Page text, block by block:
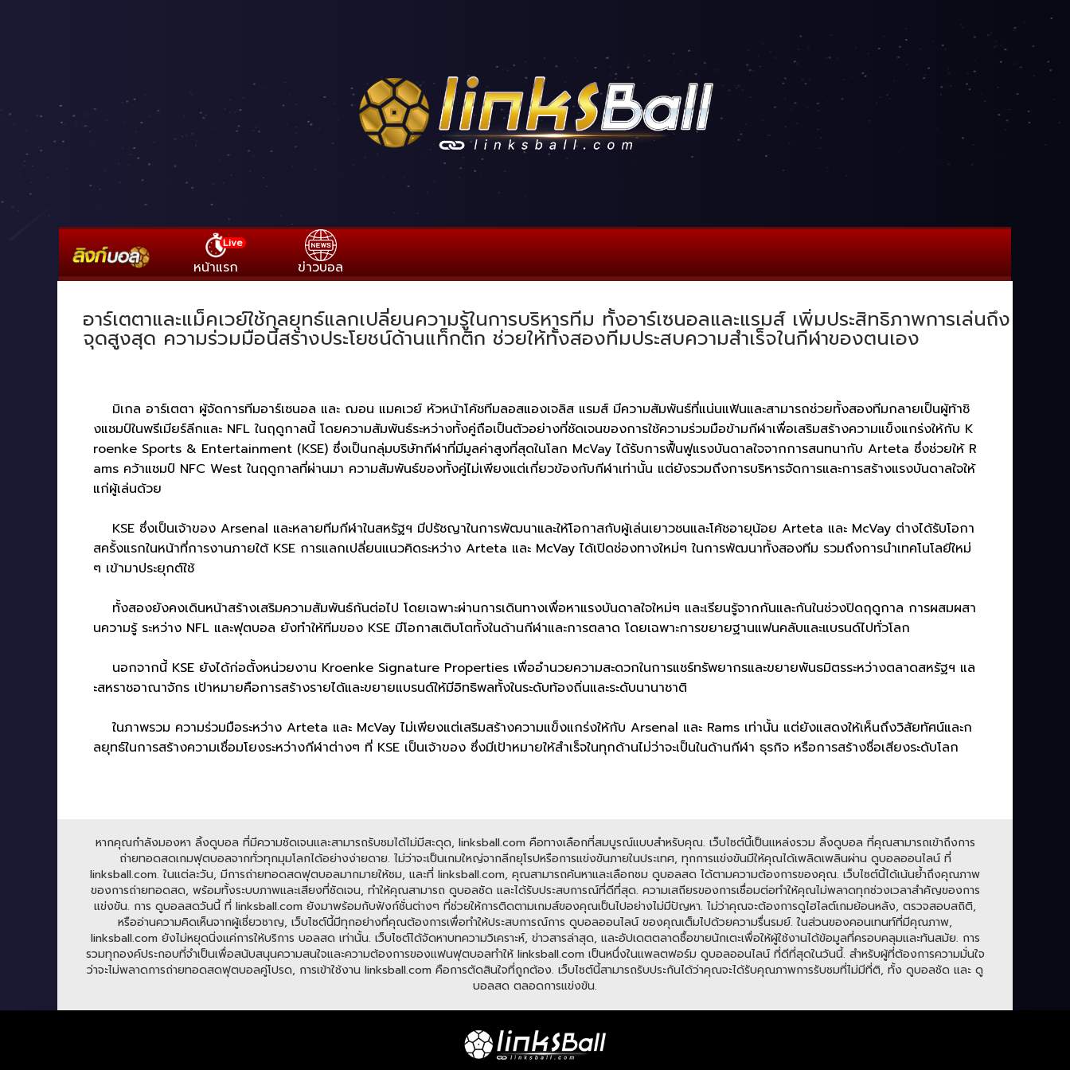
Live
หน้าแรก ข่าวบอล
อาร์เตตาและแม็คเวย์ใช้กลยุทธ์แลกเปลี่ยนความรู้ในการบริหารทีม ทั้งอาร์เซนอลและแรมส์ เพิ่มประสิทธิภาพการเล่นถึง
จุดสูงสุด ความร่วมมือนี้สร้างประโยชน์ด้านแท็กติก ช่วยให้ทั้งสองทีมประสบความสำเร็จในกีฬาของตนเอง
มิเกล อาร์เตตา ผู้จัดการทีมอาร์เซนอล และ ฌอน แมคเวย์ หัวหน้าโค้ชทีมลอสแองเจลิส แรมส์ มีความสัมพันธ์ที่แน่นแฟ้นและสามารถช่วยทั้งสองทีมกลายเป็นผู้ท้าชิ
งแชมป์ในพรีเมียร์ลีกและ NFL ในฤดูกาลนี้ โดยความสัมพันธ์ระหว่างทั้งคู่ถือเป็นตัวอย่างที่ชัดเจนของการใช้ความร่วมมือข้ามกีฬาเพื่อเสริมสร้างความแข็งแกร่งให้กับ K
roenke Sports & Entertainment (KSE) ซึ่งเป็นกลุ่มบริษัทกีฬาที่มีมูลค่าสูงที่สุดในโลก McVay ได้รับการฟื้นฟูแรงบันดาลใจจากการสนทนากับ Arteta ซึ่งช่วยให้ R
ams คว้าแชมป์ NFC West ในฤดูกาลที่ผ่านมา ความสัมพันธ์ของทั้งคู่ไม่เพียงแต่เกี่ยวข้องกับกีฬาเท่านั้น แต่ยังรวมถึงการบริหารจัดการและการสร้างแรงบันดาลใจให้
แก่ผู้เล่นด้วย
KSE ซึ่งเป็นเจ้าของ Arsenal และหลายทีมกีฬาในสหรัฐฯ มีปรัชญาในการพัฒนาและให้โอกาสกับผู้เล่นเยาวชนและโค้ชอายุน้อย Arteta และ McVay ต่างได้รับโอกา
สครั้งแรกในหน้าที่การงานภายใต้ KSE การแลกเปลี่ยนแนวคิดระหว่าง Arteta และ McVay ได้เปิดช่องทางใหม่ๆ ในการพัฒนาทั้งสองทีม รวมถึงการนำเทคโนโลยีใหม่
ๆ เข้ามาประยุกต์ใช้
ทั้งสองยังคงเดินหน้าสร้างเสริมความสัมพันธ์กันต่อไป โดยเฉพาะผ่านการเดินทางเพื่อหาแรงบันดาลใจใหม่ๆ และเรียนรู้จากกันและกันในช่วงปิดฤดูกาล การผสมผสา
นความรู้ ระหว่าง NFL และฟุตบอล ยังทำให้ทีมของ KSE มีโอกาสเติบโตทั้งในด้านกีฬาและการตลาด โดยเฉพาะการขยายฐานแฟนคลับและแบรนด์ไปทั่วโลก
นอกจากนี้ KSE ยังได้ก่อตั้งหน่วยงาน Kroenke Signature Properties เพื่ออำนวยความสะดวกในการแชร์ทรัพยากรและขยายพันธมิตรระหว่างตลาดสหรัฐฯ แล
ะสหราชอาณาจักร เป้าหมายคือการสร้างรายได้และขยายแบรนด์ให้มีอิทธิพลทั้งในระดับท้องถิ่นและระดับนานาชาติ
ในภาพรวม ความร่วมมือระหว่าง Arteta และ McVay ไม่เพียงแต่เสริมสร้างความแข็งแกร่งให้กับ Arsenal และ Rams เท่านั้น แต่ยังแสดงให้เห็นถึงวิสัยทัศน์และก
ลยุทธ์ในการสร้างความเชื่อมโยงระหว่างกีฬาต่างๆ ที่ KSE เป็นเจ้าของ ซึ่งมีเป้าหมายให้สำเร็จในทุกด้านไม่ว่าจะเป็นในด้านกีฬา ธุรกิจ หรือการสร้างชื่อเสียงระดับโลก
หากคุณกำลังมองหา ลิ้งดูบอล ที่มีความชัดเจนและสามารถรับชมได้ไม่มีสะดุด, linksball.com คือทางเลือกที่สมบูรณ์แบบสำหรับคุณ. เว็บไซต์นี้เป็นแหล่งรวม ลิ้งดูบอล ที่คุณสามารถเข้าถึงการ
ถ่ายทอดสดเกมฟุตบอลจากทั่วทุกมุมโลกได้อย่างง่ายดาย. ไม่ว่าจะเป็นเกมใหญ่จากลีกยุโรปหรือการแข่งขันภายในประเทศ, ทุกการแข่งขันมีให้คุณได้เพลิดเพลินผ่าน ดูบอลออนไลน์ ที่
linksball.com. ในแต่ละวัน, มีการถ่ายทอดสดฟุตบอลมากมายให้ชม, และที่ linksball.com, คุณสามารถค้นหาและเลือกชม ดูบอลสด ได้ตามความต้องการของคุณ. เว็บไซต์นี้ได้เน้นย้ำถึงคุณภาพ
ของการถ่ายทอดสด, พร้อมทั้งระบบภาพและเสียงที่ชัดเจน, ทำให้คุณสามารถ ดูบอลชัด และได้รับประสบการณ์ที่ดีที่สุด. ความเสถียรของการเชื่อมต่อทำให้คุณไม่พลาดทุกช่วงเวลาสำคัญของการ
แข่งขัน. การ ดูบอลสดวันนี้ ที่ linksball.com ยังมาพร้อมกับฟังก์ชั่นต่างๆ ที่ช่วยให้การติดตามเกมส์ของคุณเป็นไปอย่างไม่มีปัญหา. ไม่ว่าคุณจะต้องการดูไฮไลต์เกมย้อนหลัง, ตรวจสอบสถิติ,
หรืออ่านความคิดเห็นจากผู้เชี่ยวชาญ, เว็บไซต์นี้มีทุกอย่างที่คุณต้องการเพื่อทำให้ประสบการณ์การ ดูบอลออนไลน์ ของคุณเต็มไปด้วยความรื่นรมย์. ในส่วนของคอนเทนท์ที่มีคุณภาพ,
linksball.com ยังไม่หยุดนิ่งแค่การให้บริการ บอลสด เท่านั้น. เว็บไซต์ได้จัดหาบทความวิเคราะห์, ข่าวสารล่าสุด, และอัปเดตตลาดซื้อขายนักเตะเพื่อให้ผู้ใช้งานได้ข้อมูลที่ครอบคลุมและทันสมัย. การ
รวมทุกองค์ประกอบที่จำเป็นเพื่อสนับสนุนความสนใจและความต้องการของแฟนฟุตบอลทำให้ linksball.com เป็นหนึ่งในแพลตฟอร์ม ดูบอลออนไลน์ ที่ดีที่สุดในวันนี้. สำหรับผู้ที่ต้องการความมั่นใจ
ว่าจะไม่พลาดการถ่ายทอดสดฟุตบอลคู่โปรด, การเข้าใช้งาน linksball.com คือการตัดสินใจที่ถูกต้อง. เว็บไซต์นี้สามารถรับประกันได้ว่าคุณจะได้รับคุณภาพการรับชมที่ไม่มีที่ติ, ทั้ง ดูบอลชัด และ ดู
บอลสด ตลอดการแข่งขัน.